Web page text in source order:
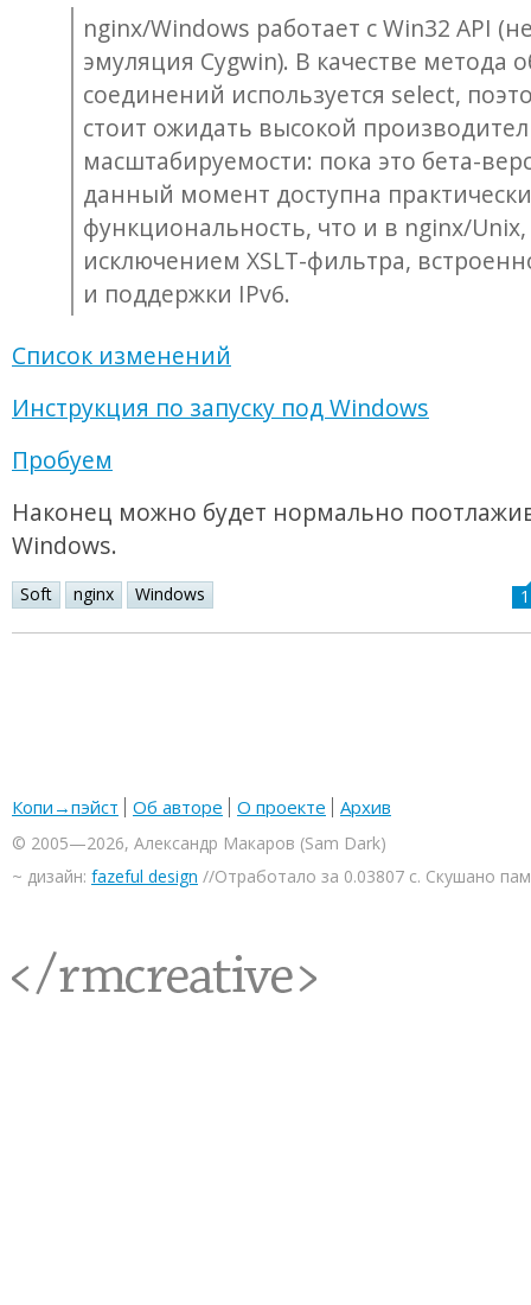
nginx/Windows работает с Win32 API
эмуляция Cygwin). В качестве метода
соединений используется select,
стоит ожидать высокой
масштабируемости: пока это бета-
данный момент доступна
функциональность, что и в nginx/Unix,
исключением XSLT-фильтра,
и поддержки IPv6.
Список изменений
Инструкция по запуску под Windows
Пробуем
Наконец можно будет нормально
Windows.
Soft nginx Windows
Копи→пэйст Об авторе О проекте Архив
© 2005—2026, Александр Макаров (Sam Dark)
~ дизайн: fazeful design //Отработало за 0.03807 с. Скушано
<rmcreative/>